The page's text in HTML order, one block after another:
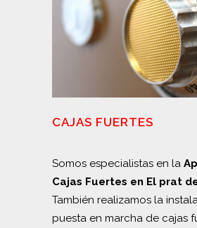
CAJAS FUERTES
Somos especialistas en la
Cajas Fuertes en El prat
También realizamos la
puesta en marcha de cajas